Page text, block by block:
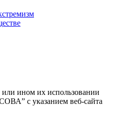
ином их использовании
с указанием веб-сайта